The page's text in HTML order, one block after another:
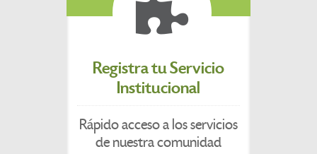
Registra tu Servicio
Institucional
Rápido acceso a los servicios
de nuestra comunidad